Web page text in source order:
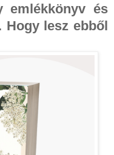
emlékkönyv és
Hogy lesz ebből